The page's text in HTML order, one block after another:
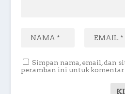
Simpan nama, email, dan
peramban ini untuk